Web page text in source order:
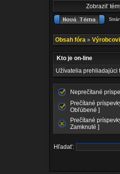
Zobraziť
Obsah fóra »
Kto je on-line
Užívatelia prehliadajúci
Neprečítané
Prečítané
Obľúbené ]
Prečítané
Zamknuté ]
Hľadať: